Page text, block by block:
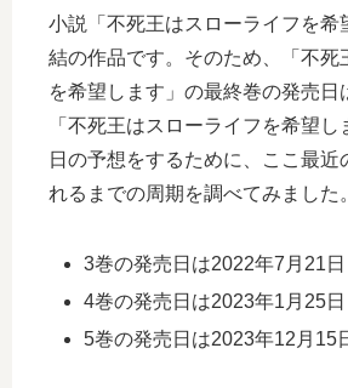
小説「不死王はスローライフを希
結の作品です。そのため、「不死
を希望します」の最終巻の発売日
「不死王はスローライフを希望
日の予想をするために、ここ最近
れるまでの周期を調べてみました。
3巻の発売日は2022年7月21日
4巻の発売日は2023年1月25日
5巻の発売日は2023年12月15